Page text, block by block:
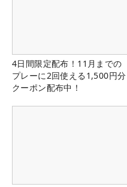
4日間限定配布！11月までの
プレーに2回使える1,500円分
クーポン配布中！